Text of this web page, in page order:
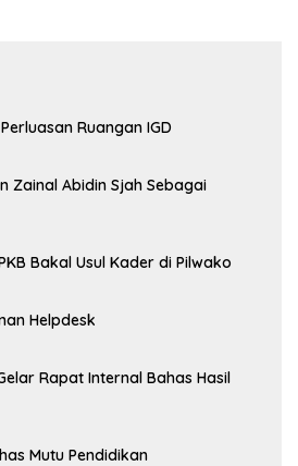
Ruangan IGD
Zainal Abidin Sjah Sebagai
Bakal Usul Kader di Pilwako
Helpdesk
Rapat Internal Bahas Hasil
Mutu Pendidikan